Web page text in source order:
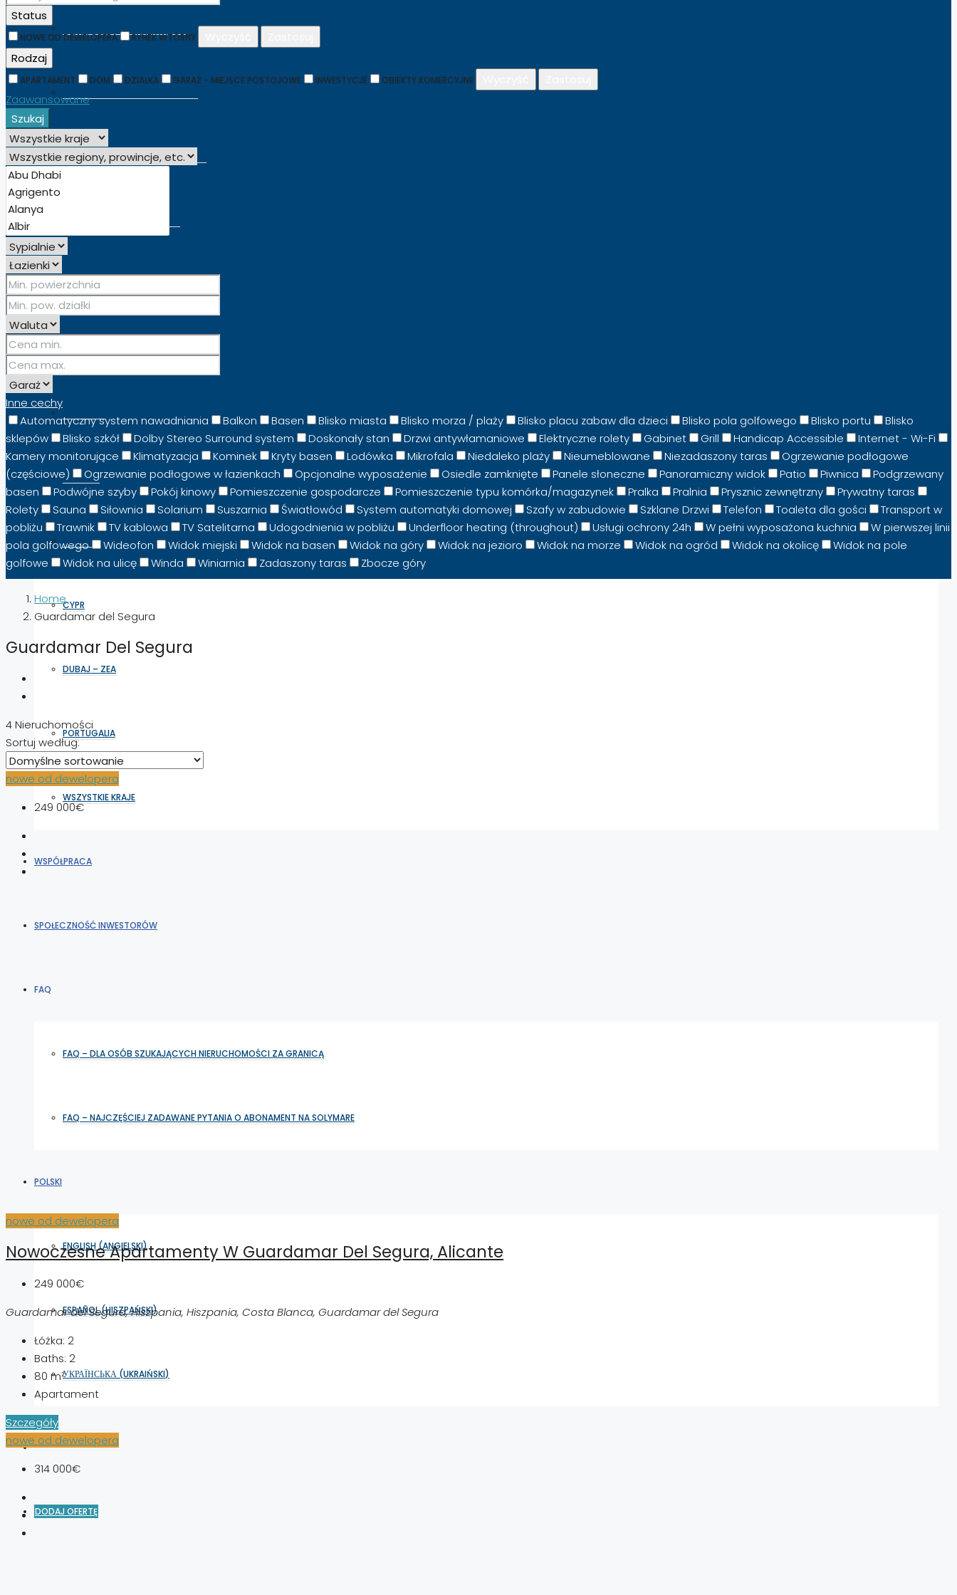
NIERUCHOMOŚCI CYPR PÓŁNOCNY
NIERUCHOMOŚCI ZA GRANICĄ
PORADNIKI I PRZEWODNIKI
WŁOCHY
ALBANIA
CYPR
DUBAJ – ZEA
PORTUGALIA
WSZYSTKIE KRAJE
WSPÓŁPRACA
SPOŁECZNOŚĆ INWESTORÓW
FAQ
FAQ – DLA OSÓB SZUKAJĄCYCH NIERUCHOMOŚCI ZA GRANICĄ
FAQ – NAJCZĘŚCIEJ ZADAWANE PYTANIA O ABONAMENT NA SOLYMARE
POLSKI
ENGLISH(ANGIELSKI)
ESPAÑOL(HISZPAŃSKI)
УКРАЇНСЬКА (UKRAIŃSKI)
DODAJ OFERTĘ
Status
NOWE OD DEWELOPERA RYNEK WTÓRNY
Rodzaj
APARTAMENT DOM DZIAŁKA GARAŻ - MIEJSCE POSTOJOWE INWESTYCJE OBIEKTY KOMERCYJNE
Zaawansowane
Szukaj
Inne cechy
Automatyczny system nawadniania
Balkon Basen Blisko miasta Blisko morza / plaży Blisko placu zabaw dla dzieci Blisko pola golfowego Blisko portu
Blisko
sklepów
Blisko szkół Dolby Stereo Surround system Doskonały stan Drzwi antywłamaniowe Elektryczne rolety Gabinet Grill Handicap Accessible
Internet - Wi-Fi
Kamery monitorujące
Klimatyzacja Kominek Kryty basen Lodówka Mikrofala Niedaleko plaży Nieumeblowane Niezadaszony taras
Ogrzewanie podłogowe
(częściowe)
Ogrzewanie podłogowe w łazienkach Opcjonalne wyposażenie Osiedle zamknięte Panele słoneczne Panoramiczny widok Patio Piwnica
Podgrzewany
basen
Podwójne szyby Pokój kinowy Pomieszczenie gospodarcze Pomieszczenie typu komórka/magazynek Pralka Pralnia Prysznic zewnętrzny
Prywatny taras
Rolety
Sauna Siłownia Solarium Suszarnia Światłowód System automatyki domowej Szafy w zabudowie Szklane Drzwi Telefon Toaleta dla gości
Transport w
pobliżu
Trawnik TV kablowa TV Satelitarna Udogodnienia w pobliżu Underfloor heating (throughout) Usługi ochrony 24h W pełni wyposażona kuchnia
W pierwszej linii
pola golfowego
Wideofon Widok miejski Widok na basen Widok na góry Widok na jezioro Widok na morze Widok na ogród Widok na okolicę
Widok na pole
golfowe
Widok na ulicę Winda Winiarnia Zadaszony taras Zbocze góry
Home
Guardamar del Segura
Guardamar Del Segura
4 Nieruchomości
Sortuj według:
nowe od dewelopera
249 000€
nowe od dewelopera
Nowoczesne Apartamenty W Guardamar Del Segura, Alicante
249 000€
Guardamar del Segura, Hiszpania, Hiszpania, Costa Blanca, Guardamar del Segura
Łóżka: 2
Baths: 2
80 m²
Apartament
Szczegóły
nowe od dewelopera
314 000€